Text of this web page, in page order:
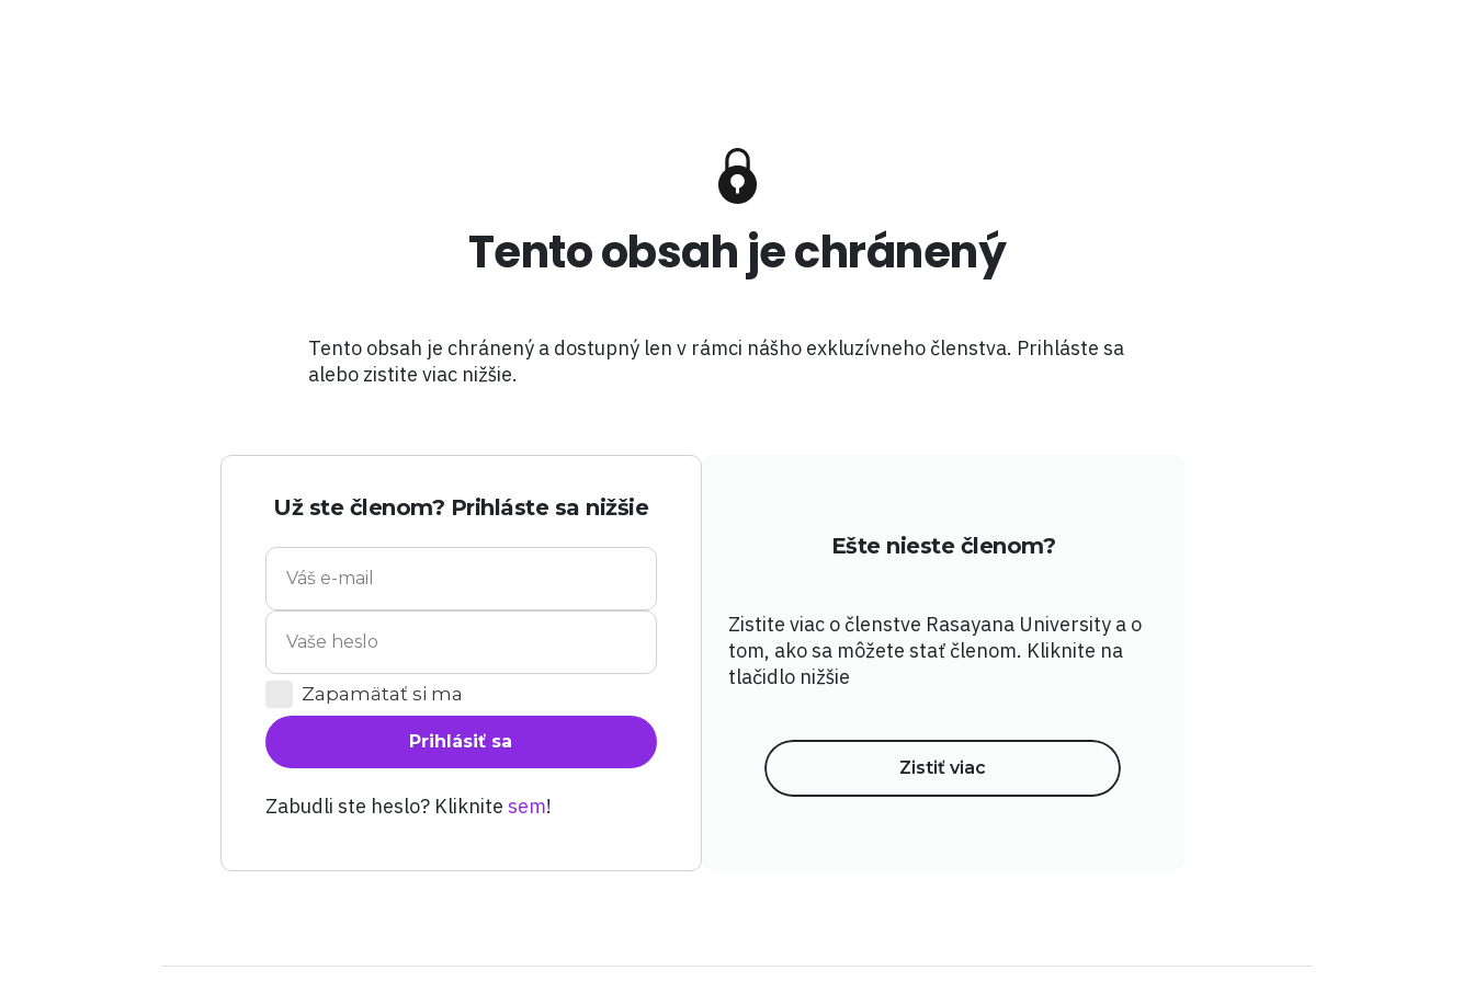
Tento obsah je chránený
Tento obsah je chránený a dostupný len v rámci nášho exkluzívneho členstva. Prihláste sa
alebo zistite viac nižšie.
Už ste členom? Prihláste sa nižšie
Zapamätať si ma
Prihlásiť sa
Zabudli ste heslo? Kliknite sem!
Ešte nieste členom?
Zistite viac o členstve Rasayana University a o
tom, ako sa môžete stať členom. Kliknite na
tlačidlo nižšie
Zistiť viac